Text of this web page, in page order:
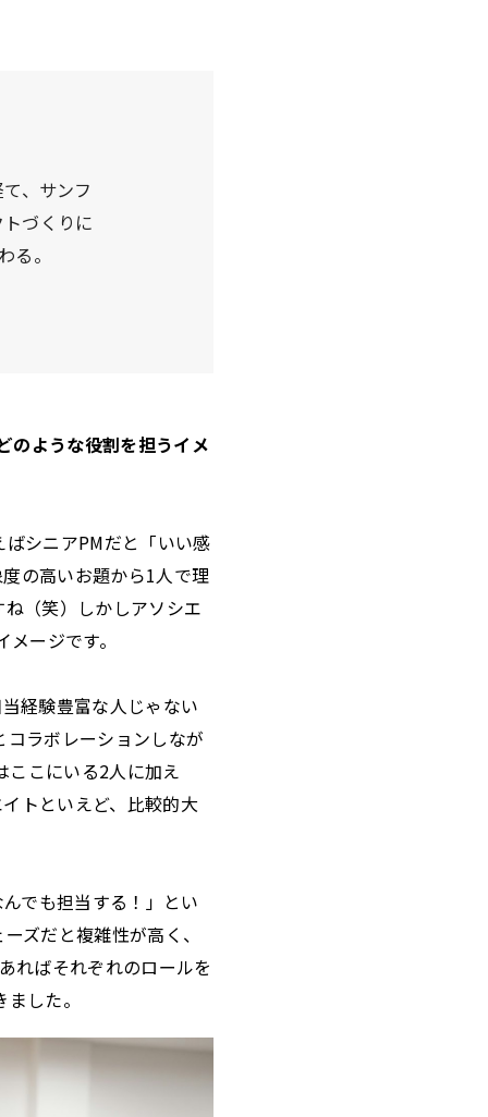
、サンフ
づくりに
。
のような役割を担うイメ
シニアPMだと「いい感
の高いお題から1人で理
（笑）しかしアソシエ
ージです。
経験豊富な人じゃない
ラボレーションしなが
ここにいる2人に加え
トといえど、比較的大
でも担当する！」とい
ズだと複雑性が高く、
ればそれぞれのロールを
した。